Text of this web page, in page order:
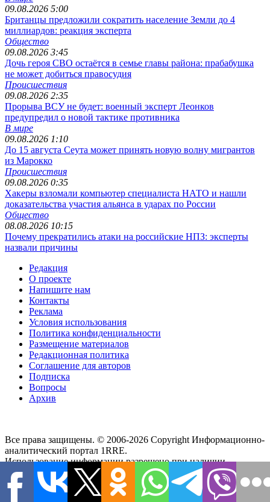
09.08.2026 5:00
Британцы предложили сократить население Земли до 4
миллиардов: реакция эксперта
Общество
09.08.2026 3:45
Дочь героя СВО остаётся в семье главы района: прабабушка
не может добиться правосудия
Происшествия
09.08.2026 2:35
Прорыва ВСУ не будет: военный эксперт Леонков
предупредил о новой тактике противника
В мире
09.08.2026 1:10
До 15 августа Сеута может принять новую волну мигрантов
из Марокко
Происшествия
09.08.2026 0:35
Хакеры взломали компьютер специалиста НАТО и нашли
доказательства участия альянса в ударах по России
Общество
08.08.2026 10:15
Почему прекратились атаки на российские НПЗ: эксперты
назвали причины
Редакция
О проекте
Напишите нам
Контакты
Реклама
Условия использования
Политика конфиденциальности
Размещение материалов
Редакционная политика
Соглашение для авторов
Подписка
Вопросы
Архив
Все права защищены. © 2006-2026 Copyright Информационно-
аналитический портал 1RRE.
Использование информации разрешено при наличии
активной гиперссылки на сайт. Редакция не несет
ответственности за достоверность информации,
содержащейся в рекламных объявлениях, за мнения,